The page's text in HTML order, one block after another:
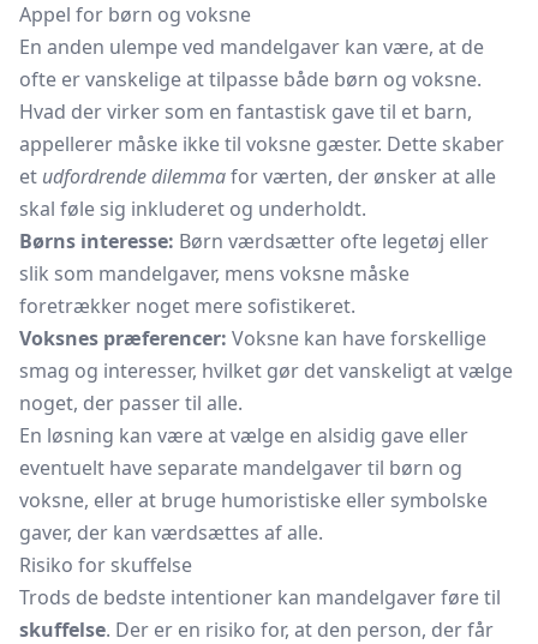
Appel for børn og voksne
En anden ulempe ved mandelgaver kan være, at de
ofte er vanskelige at tilpasse både børn og voksne.
Hvad der virker som en fantastisk gave til et barn,
appellerer måske ikke til voksne gæster. Dette skaber
et udfordrende dilemmafor værten, der ønsker at alle
skal føle sig inkluderet og underholdt.
Børns interesse: Børn værdsætter ofte legetøj eller
slik som mandelgaver, mens voksne måske
foretrækker noget mere sofistikeret.
Voksnes præferencer: Voksne kan have forskellige
smag og interesser, hvilket gør det vanskeligt at vælge
noget, der passer til alle.
En løsning kan være at vælge en alsidig gave eller
eventuelt have separate mandelgaver til børn og
voksne, eller at bruge humoristiske eller symbolske
gaver, der kan værdsættes af alle.
Risiko for skuffelse
Trods de bedste intentioner kan mandelgaver føre til
skuffelse. Der er en risiko for, at den person, der får